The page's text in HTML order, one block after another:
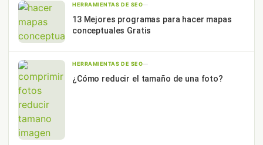
HERRAMIENTAS DE SEO—
13 Mejores programas para hacer mapas
conceptuales Gratis
HERRAMIENTAS DE SEO—
¿Cómo reducir el tamaño de una foto?